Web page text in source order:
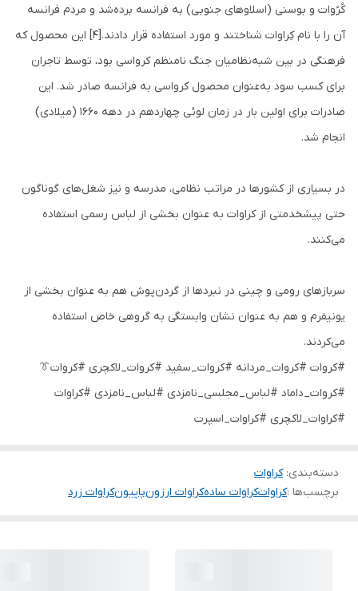
کُرُوات و بوسنی (اسلاوهای جنوبی) به فرانسه برده‌شد و مردم فرانسه
آن را با نام کِراوات شناختند و مورد استفاده قرار دادند.[۴] این محصول که
فرهنگی در بین شبه‌نظامیان جنگ نامنظم کرواسی بود، توسط تاجران
برای کسب سود به‌عنوان محصول کرواسی به فرانسه صادر شد. این
صادرات برای اولین بار در زمان لوئی چهاردهم در دهه ۱۶۶۰ (میلادی)
انجام شد.
در بسیاری از کشورها در مراتب نظامی، مدرسه و نیز شغل‌های گوناگون
حتی پیشخدمتی از کراوات به عنوان بخشی از لباس رسمی استفاده
می‌کنند.
سربازهای رومی و چینی در نبردها از گردن‌پوش هم به عنوان بخشی از
یونیفرم و هم به عنوان نشان وابستگی به گروهی خاص استفاده
می‌کردند.
#کروات #کروات_مردانه #کروات_سفید #کروات_لاکچری #کروات👔
#کروات_داماد #لباس_مجلسی_نامزدی #لباس_نامزدی #کراوات
#کراوات_لاکچری #کراوات_اسپرت
دسته‌بندی:کراوات
برچسب‌ها :کراواتکراوات سادهکراوات ارزونپاپیونکراوات زرد